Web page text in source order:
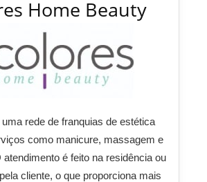
Home Beauty
rede de franquias de estética
como manicure, massagem e
atendimento é feito na residência ou
cliente, o que proporciona mais